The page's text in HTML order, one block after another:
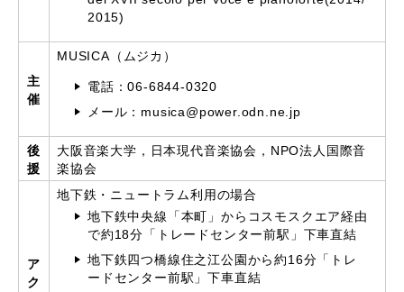
2015)
主
催
MUSICA（ムジカ）
電話：06-6844-0320
メール：musica@power.odn.ne.jp
後
援
大阪音楽大学，日本現代音楽協会，NPO法人国際音
楽協会
ア
ク
地下鉄・ニュートラム利用の場合
地下鉄中央線「本町」からコスモスクエア経由
で約18分「トレードセンター前駅」下車直結
地下鉄四つ橋線住之江公園から約16分「トレ
ードセンター前駅」下車直結